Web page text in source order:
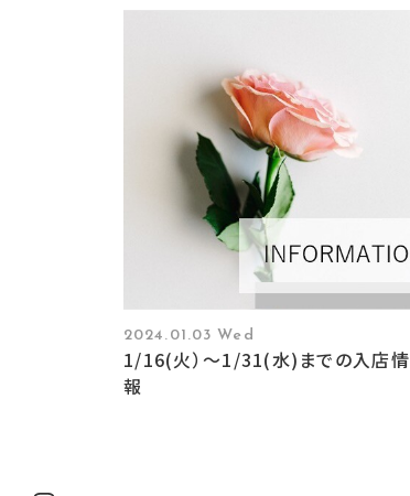
2024.01.03 Wed
1/16(火）〜1/31(水)までの入店情
報